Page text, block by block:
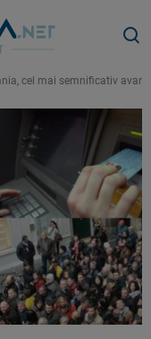
cel mai semnificativ